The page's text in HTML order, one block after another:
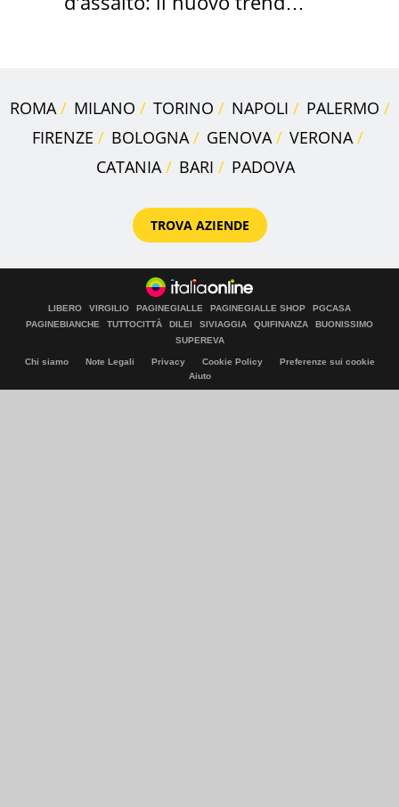
ROMA MILANO TORINO NAPOLI
PALERMO
FIRENZE
BOLOGNA GENOVA
VERONA
CATANIA
BARI PADOVA
TROVA AZIENDE
LIBERO VIRGILIO PAGINEGIALLE PAGINEGIALLE SHOP
PGCASA
PAGINEBIANCHE
TUTTOCITTÀ DILEI SIVIAGGIA QUIFINANZA
BUONISSIMO
SUPEREVA
Chi siamo Note Legali Privacy Cookie Policy
Preferenze sui cookie
Aiuto